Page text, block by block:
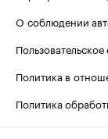
О соблюдении
Политика в
Политика